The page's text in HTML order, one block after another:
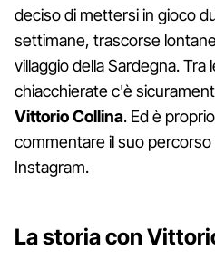
deciso di mettersi in gioco
settimane, trascorse
villaggio della Sardegna. Tra
chiacchierate c'è
Vittorio Collina. Ed è
commentare il suo
Instagram.
La storia con